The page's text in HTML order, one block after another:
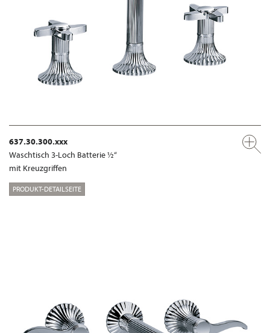
637.30.300.xxx
Waschtisch 3-Loch Batterie ½“
mit Kreuzgriffen
PRODUKT-DETAILSEITE